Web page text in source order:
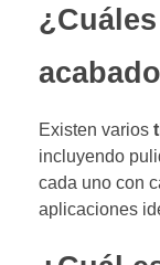
Existen varios
incluyendo
cada uno con
aplicaciones